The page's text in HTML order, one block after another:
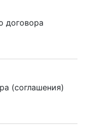
договора
(соглашения)